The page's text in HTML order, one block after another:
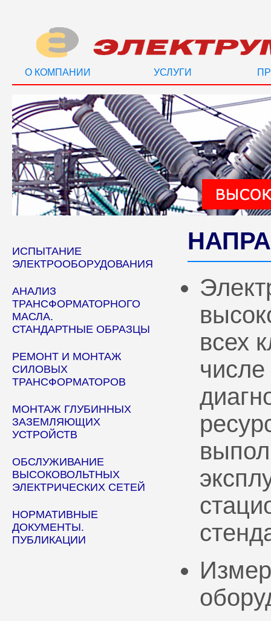
О КОМПАНИИ УСЛУГИ
ИСПЫТАНИЕ
ЭЛЕКТРООБОРУДОВАНИЯ
АНАЛИЗ
ТРАНСФОРМАТОРНОГО
МАСЛА.
СТАНДАРТНЫЕ ОБРАЗЦЫ
РЕМОНТ И МОНТАЖ
СИЛОВЫХ
ТРАНСФОРМАТОРОВ
МОНТАЖ ГЛУБИННЫХ
ЗАЗЕМЛЯЮЩИХ
УСТРОЙСТВ
ОБСЛУЖИВАНИЕ
ВЫСОКОВОЛЬТНЫХ
ЭЛЕКТРИЧЕСКИХ СЕТЕЙ
НОРМАТИВНЫЕ
ДОКУМЕНТЫ.
ПУБЛИКАЦИИ
всех